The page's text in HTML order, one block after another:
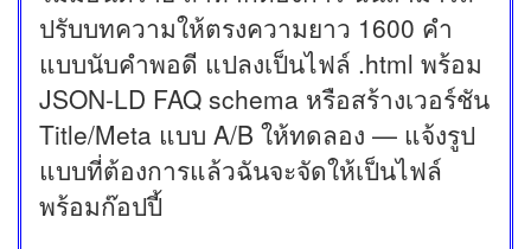
ปรับบทความให้ตรงความยาว 1600 คำ
แบบนับคำพอดี แปลงเป็นไฟล์ .html พร้อม
JSON-LD FAQ schema หรือสร้างเวอร์ชัน
Title/Meta แบบ A/B ให้ทดลอง — แจ้งรูป
แบบที่ต้องการแล้วฉันจะจัดให้เป็นไฟล์
พร้อมก๊อปปี้